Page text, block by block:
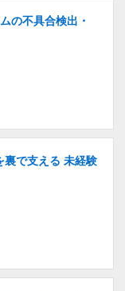
の不具合検出・
で支える 未経験